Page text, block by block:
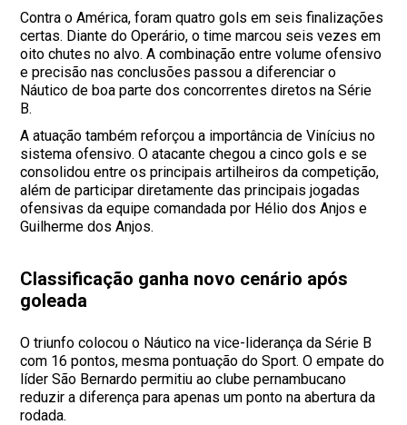
Contra o América, foram quatro gols em seis finalizações
certas. Diante do Operário, o time marcou seis vezes em
oito chutes no alvo. A combinação entre volume ofensivo
e precisão nas conclusões passou a diferenciar o
Náutico de boa parte dos concorrentes diretos na Série
B.
A atuação também reforçou a importância de Vinícius no
sistema ofensivo. O atacante chegou a cinco gols e se
consolidou entre os principais artilheiros da competição,
além de participar diretamente das principais jogadas
ofensivas da equipe comandada por Hélio dos Anjos e
Guilherme dos Anjos.
Classificação ganha novo cenário após
goleada
O triunfo colocou o Náutico na vice-liderança da Série B
com 16 pontos, mesma pontuação do Sport. O empate do
líder São Bernardo permitiu ao clube pernambucano
reduzir a diferença para apenas um ponto na abertura da
rodada.